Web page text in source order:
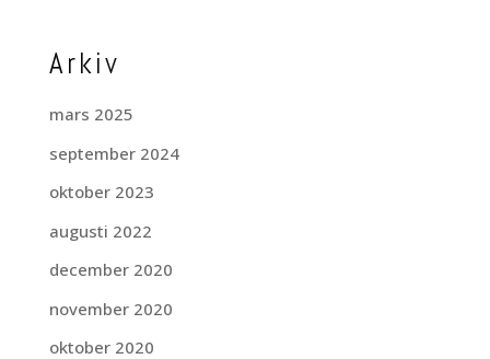
Arkiv
mars 2025
september 2024
oktober 2023
augusti 2022
december 2020
november 2020
oktober 2020